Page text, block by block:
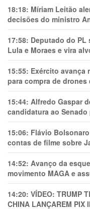
18:18: Míriam Leitão
decisões do ministro
17:58: Deputado do PL
Lula e Moraes e vira
15:55: Exército avança
para compra de drones
15:44: Alfredo Gaspar
candidatura ao
15:06: Flávio Bolsonaro
contas de filme sobre
14:52: Avanço da
movimento MAGA e
14:20: VÍDEO: TRUMP
CHINA LANÇAREM PIX